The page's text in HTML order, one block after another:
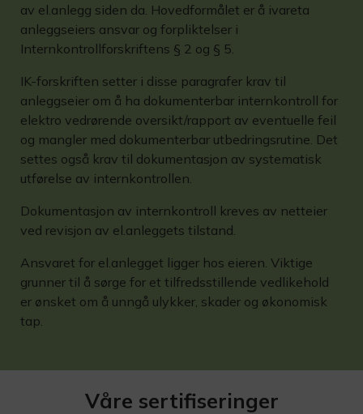
av el.anlegg siden da. Hovedformålet er å ivareta
anleggseiers ansvar og forpliktelser i
Internkontrollforskriftens § 2 og § 5.
IK-forskriften setter i disse paragrafer krav til
anleggseier om å ha dokumenterbar internkontroll for
elektro vedrørende oversikt/rapport av eventuelle feil
og mangler med dokumenterbar utbedringsrutine. Det
settes også krav til dokumentasjon av systematisk
utførelse av internkontrollen.
Dokumentasjon av internkontroll kreves av netteier
ved revisjon av el.anleggets tilstand.
Ansvaret for el.anlegget ligger hos eieren. Viktige
grunner til å sørge for et tilfredsstillende vedlikehold
er ønsket om å unngå ulykker, skader og økonomisk
tap.
Våre sertifiseringer